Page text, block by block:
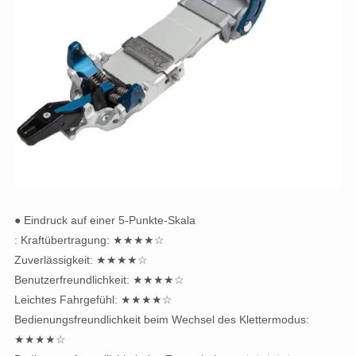
● Eindruck auf einer 5-Punkte-Skala
: Kraftübertragung: ★★★★☆
Zuverlässigkeit: ★★★★☆
Benutzerfreundlichkeit: ★★★★☆
Leichtes Fahrgefühl: ★★★★☆
Bedienungsfreundlichkeit beim Wechsel des Klettermodus:
★★★★☆